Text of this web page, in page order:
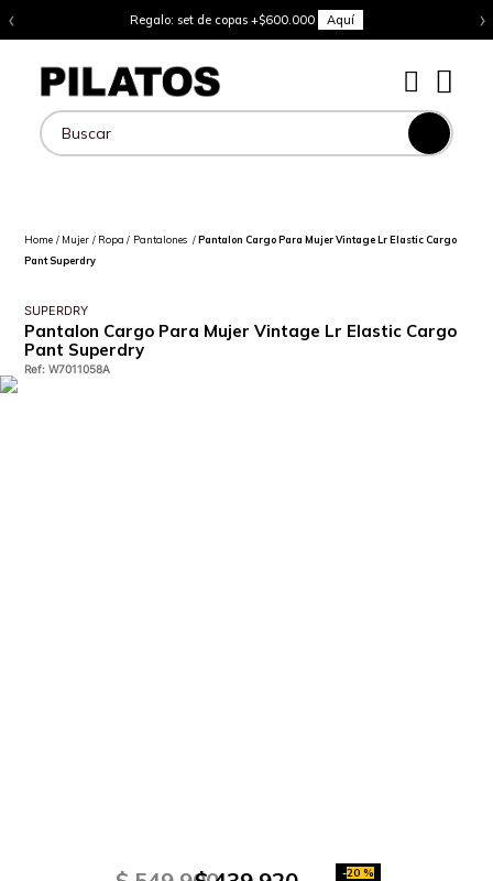
‹ Regalo: set de copas +$600.000 Aquí ›
Buscar
Mujer Ropa Pantalones
Pantalon Cargo Para Mujer Vintage Lr Elastic Cargo
Pant Superdry
SUPERDRY
Pantalon Cargo Para Mujer Vintage Lr Elastic Cargo
Pant Superdry
Ref:W7011058A
-20 %